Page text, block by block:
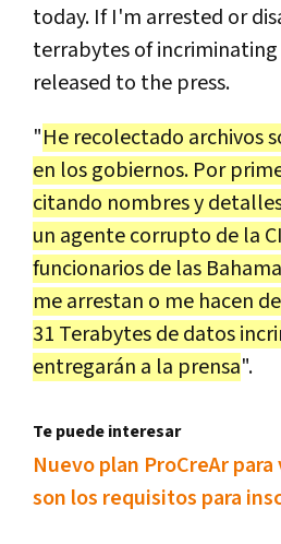
today. If I'm arrested or
terrabytesofincriminating
released to the press.
"He recolectado archivos
en losgobiernos. Por
citando nombresy
un agentecorrupto de la
funcionariosde las
mearrestan o me hacen
31 Terabytesdedatos
entregarán a la prensa".
Te puede interesar
Nuevo plan ProCreAr
son los requisitos para